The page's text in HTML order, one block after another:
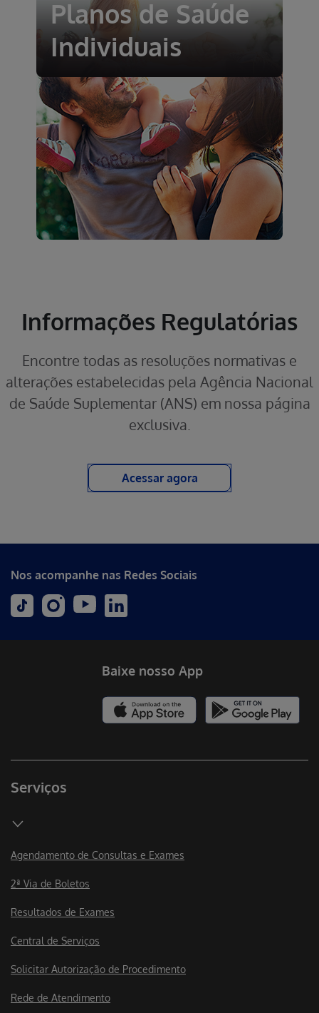
Planos de Saúde
Individuais
Informações Regulatórias
Encontre todas as resoluções normativas e
alterações estabelecidas pela Agência Nacional
de Saúde Suplementar (ANS) em nossa página
exclusiva.
Acessar agora
Nos acompanhe nas Redes Sociais
Serviços
Agendamento de Consultas e Exames
2ª Via de Boletos
Resultados de Exames
Central de Serviços
Solicitar Autorização de Procedimento
Rede de Atendimento
Baixe nosso App